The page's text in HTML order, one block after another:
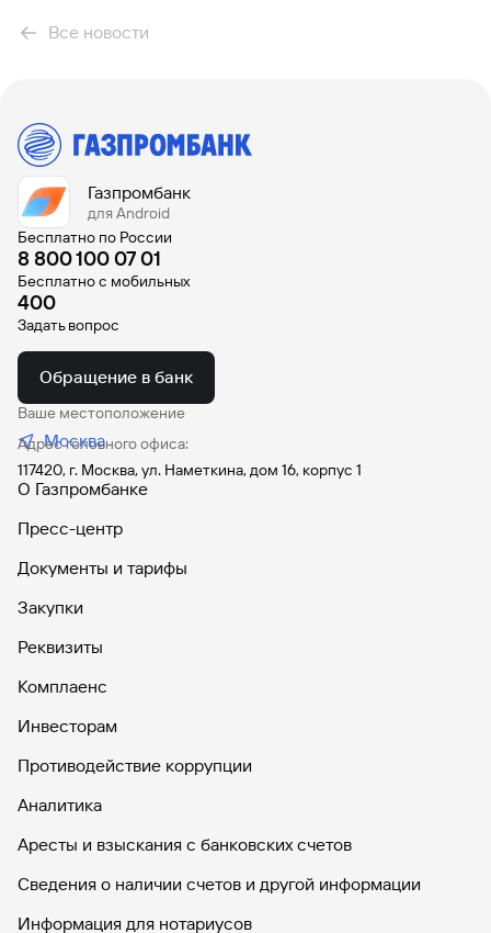
Все новости
Газпромбанк
для Android
Бесплатно по России
8 800 100 07 01
Бесплатно с мобильных
400
Задать вопрос
Обращение в банк
Ваше местоположение
Москва
Адрес головного офиса:
117420, г. Москва, ул. Наметкина, дом 16, корпус 1
О Газпромбанке
Пресс-центр
Документы и тарифы
Закупки
Реквизиты
Комплаенс
Инвесторам
Противодействие коррупции
Аналитика
Аресты и взыскания с банковских счетов
Сведения о наличии счетов и другой информации
Информация для нотариусов